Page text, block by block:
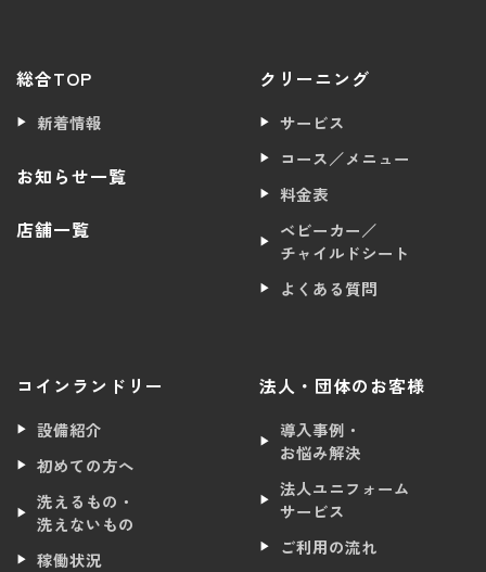
総合TOP
新着情報
お知らせ一覧
店舗一覧
クリーニング
サービス
コース／メニュー
料金表
ベビーカー／
チャイルドシート
よくある質問
コインランドリー
設備紹介
初めての方へ
洗えるもの・
洗えないもの
稼働状況
法人・団体のお客様
導入事例・
お悩み解決
法人ユニフォーム
サービス
ご利用の流れ